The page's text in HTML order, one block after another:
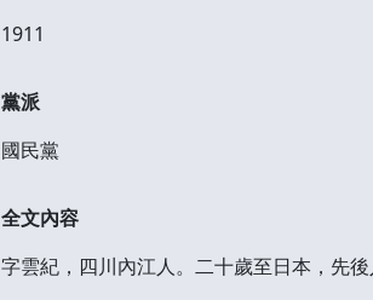
1911
黨派
國民黨
全文內容
字雲紀，四川內江人。二十歲至日本，先